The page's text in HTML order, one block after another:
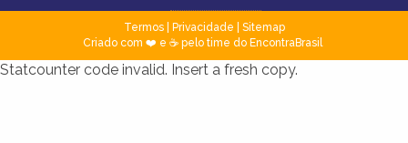
Termos| Privacidade
Sitemap
Criado com ❤️ e ☕ pelo time do EncontraBrasil
Statcounter code invalid. Insert a fresh copy.